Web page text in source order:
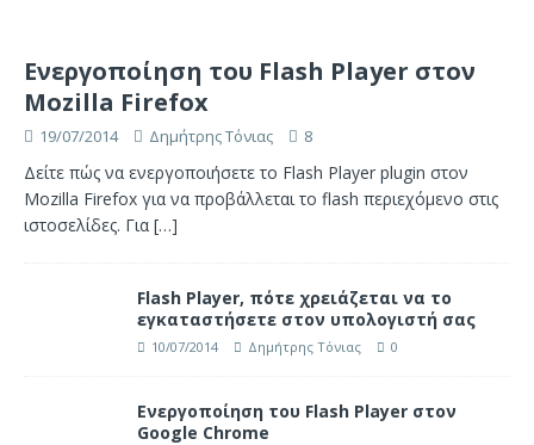
Ενεργοποίηση του Flash Player στον
Mozilla Firefox
19/07/2014 Δημήτρης Τόνιας 8
Δείτε πώς να ενεργοποιήσετε το Flash Player plugin στον
Mozilla Firefox για να προβάλλεται το flash περιεχόμενο στις
ιστοσελίδες. Για […]
Flash Player, πότε χρειάζεται να το
εγκαταστήσετε στον υπολογιστή σας
10/07/2014 Δημήτρης Τόνιας 0
Ενεργοποίηση του Flash Player στον
Google Chrome